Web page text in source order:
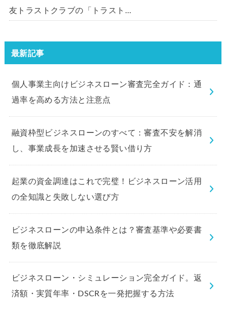
友トラストクラブの「トラストク
験してみました。
最新記事
個人事業主向けビジネスローン審査完全ガイド：通
過率を高める方法と注意点
融資枠型ビジネスローンのすべて：審査不安を解消
し、事業成長を加速させる賢い借り方
起業の資金調達はこれで完璧！ビジネスローン活用
の全知識と失敗しない選び方
ビジネスローンの申込条件とは？審査基準や必要書
類を徹底解説
ビジネスローン・シミュレーション完全ガイド。返
済額・実質年率・DSCRを一発把握する方法